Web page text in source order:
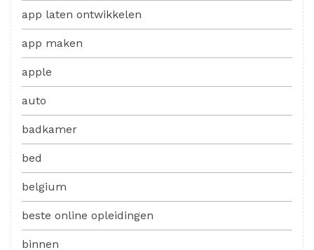
app laten ontwikkelen
app maken
apple
auto
badkamer
bed
belgium
beste online opleidingen
binnen